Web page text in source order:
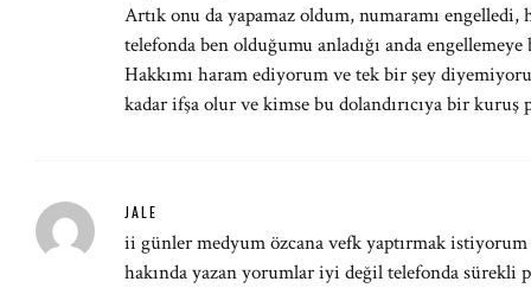
Artık onu da yapamaz oldum, numaramı engelledi,
telefonda ben olduğumu anladığı anda engellemeye
Hakkımı haram ediyorum ve tek bir şey
kadar ifşa olur ve kimse bu dolandırıcıya bir kuruş
JALE
ii günler medyum özcana vefk yaptırmak istiyorum
hakında yazan yorumlar iyi değil telefonda sürekli